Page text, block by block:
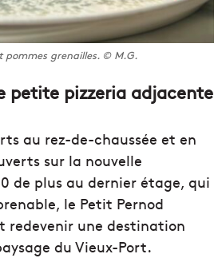
pommes grenailles. © M.G.
petite pizzeria adjacente
au rez-de-chaussée et en
sur la nouvelle
de plus au dernier étage, qui
le Petit Pernod
redevenir une destination
du Vieux-Port.